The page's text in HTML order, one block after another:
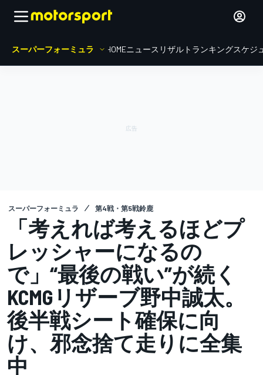
スーパーフォーミュラ HOMEニュース リザルト ランキングスケジ
スーパーフォーミュラ 第4戦・第5戦鈴鹿
「考えれば考えるほどプ
レッシャーになるの
で」“最後の戦い”が続く
KCMGリザーブ野中誠太。
後半戦シート確保に向
け、邪念捨て走りに全集
中